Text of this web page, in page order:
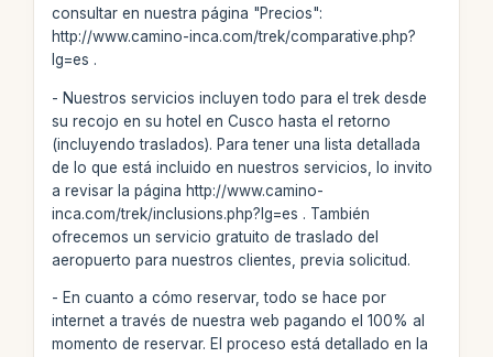
consultar en nuestra página "Precios":
http://www.camino-inca.com/trek/comparative.php?
lg=es .
- Nuestros servicios incluyen todo para el trek desde
su recojo en su hotel en Cusco hasta el retorno
(incluyendo traslados). Para tener una lista detallada
de lo que está incluido en nuestros servicios, lo invito
a revisar la página http://www.camino-
inca.com/trek/inclusions.php?lg=es . También
ofrecemos un servicio gratuito de traslado del
aeropuerto para nuestros clientes, previa solicitud.
- En cuanto a cómo reservar, todo se hace por
internet a través de nuestra web pagando el 100% al
momento de reservar. El proceso está detallado en la